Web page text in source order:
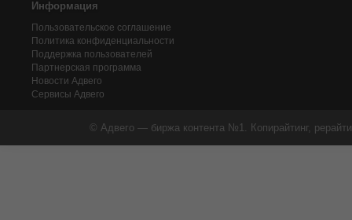
Информация
Пользовательское соглашение
Политика конфиденциальности
Поддержка пользователей
Партнерская программа
Новости Адвего
Сервисы Адвего
© Адвего — биржа контента №1. Копирайтинг,